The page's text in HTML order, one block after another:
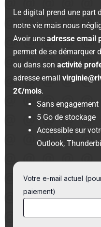
Le digital prend une part
notre vie mais nous
Avoir uneadresse email
permet de se démarquer
ou dans sonactivité
adresse email
2€/mois.
Sans engagement
5 Go de stockage
Accessible sur
Outlook,
Votre e-mail actuel
paiement)